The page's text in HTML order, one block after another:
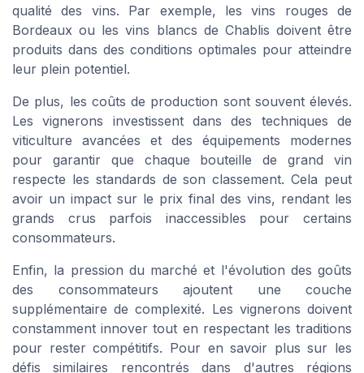
qualité des vins. Par exemple, lesvins rouges de
Bordeaux ou lesvins blancs de Chablis doivent être
produits dans des conditions optimales pour atteindre
leur plein potentiel.
De plus, les coûts de production sont souvent élevés.
Les vignerons investissent dans des techniques de
viticulture avancées et des équipements modernes
pour garantir que chaque bouteille degrand vin
respecte les standards de sonclassement. Cela peut
avoir un impact sur le prix final des vins, rendant les
grands crus parfois inaccessibles pour certains
consommateurs.
Enfin, la pression du marché et l'évolution des goûts
des consommateurs ajoutent une couche
supplémentaire de complexité. Les vignerons doivent
constamment innover tout en respectant les traditions
pour rester compétitifs. Pour en savoir plus sur les
défis similaires rencontrés dans d'autres régions